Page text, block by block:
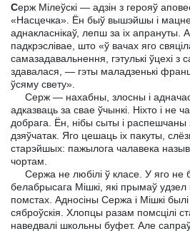
Серж Мілеўскі — адзін з герояў
«Насцечка». Ён быў вышэйшы і
аднакласнікаў, лепш за іх апрануты.
падкрэслівае, што «ў вачах яго
самазадавальнення, гэтулькі ўцехі з
здавалася, — гэты маладзенькі
ўсяму свету».
Серж — нахабны, злосны і
адказваць за свае ўчынкі. Ніхто і не
добрага. Ён, нібы сыты і
дзяўчатак. Яго цешаць іх пакуты,
старэйшых: пажылога чалавека
чортам.
Сержа не любілі ў класе. У яго не
белабрысага Мішкі, які прымаў
помстах. Адносіны Сержа і Мішкі
сяброўскія. Хлопцы разам помсцілі
наведвалі школьны буфет. Але